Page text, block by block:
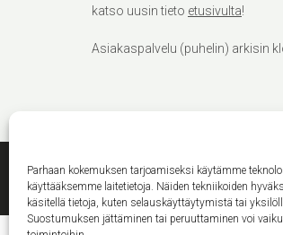
Parhaan kokemuksen tarjoamiseksi käytämme
käyttääksemme laitetietoja. Näiden tekniikoiden
käsitellä tietoja, kuten selauskäyttäytymistä tai
Suostumuksen jättäminen tai peruuttaminen voi
katso uusin tieto etusivulta!
Asiakaspalvelu (puhelin) arkisin